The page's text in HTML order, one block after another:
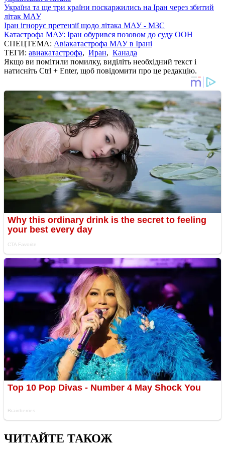
Україна та ще три країни поскаржились на Іран через збитий
літак МАУ
Іран ігнорує претензії щодо літака МАУ - МЗС
Катастрофа МАУ: Іран обурився позовом до суду ООН
СПЕЦТЕМА: Авіакатастрофа МАУ в Ірані
ТЕГИ: авиакатастрофа, Иран, Канада
Якщо ви помітили помилку, виділіть необхідний текст і
натисніть Ctrl + Enter, щоб повідомити про це редакцію.
ЧИТАЙТЕ ТАКОЖ